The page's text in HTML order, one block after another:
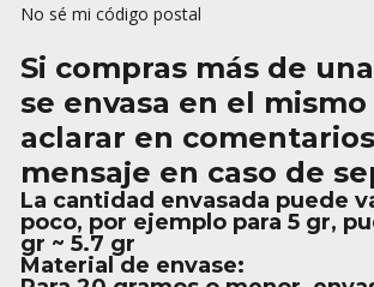
No sé mi código postal
Si compras más de
se envasa en el mismo
aclarar en
mensaje en caso de
La cantidad envasada puede
poco, por ejemplo para 5 gr,
gr ~ 5.7 gr
Material de envase: